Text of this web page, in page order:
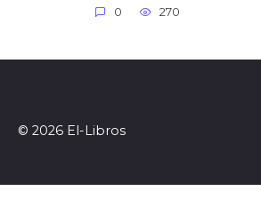
0 270
© 2026 El-Libros